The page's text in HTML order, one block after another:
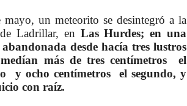
un meteorito se desintegró a la
Ladrillar, en Las Hurdes; en una
desde hacía tres lustros
más de tres centímetros el
y ocho centímetros el segundo, y
con raíz.